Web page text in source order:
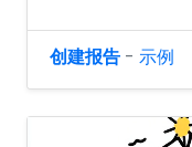
创建报告 - 示例